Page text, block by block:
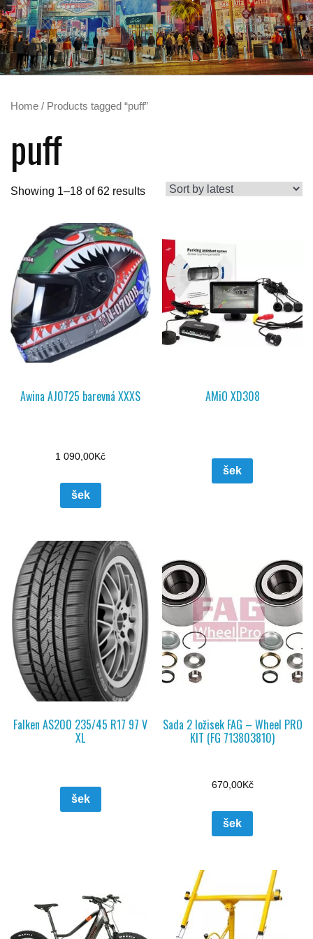
Home / Products tagged “puff”
puff
Showing 1–18 of 62 results
Awina AJ0725 barevná XXXS
1 090,00Kč
šek
AMiO XD308
šek
Falken AS200 235/45 R17 97 V
XL
šek
Sada 2 ložisek FAG – Wheel PRO
KIT (FG 713803810)
670,00Kč
šek